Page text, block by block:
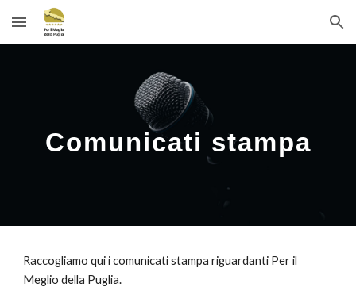
Skip to main content Skip to navigation
Comunicati stampa
Raccogliamo qui i comunicati stampa riguardanti Per il
Meglio della Puglia.